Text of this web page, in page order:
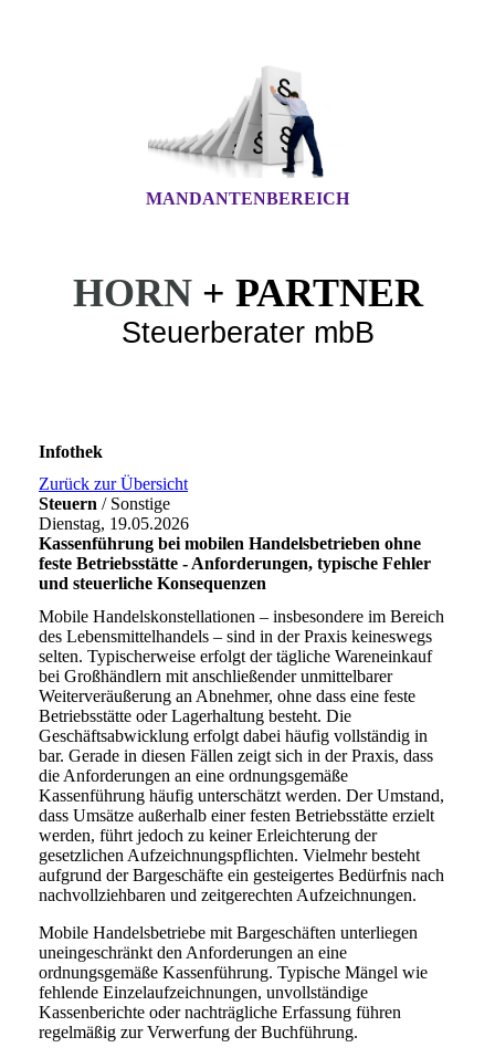
MANDANTENBEREICH
HORN + PARTNER
Steuerberater mbB
Infothek
Zurück zur Übersicht
Steuern / Sonstige
Dienstag, 19.05.2026
Kassenführung bei mobilen Handelsbetrieben ohne
feste Betriebsstätte - Anforderungen, typische Fehler
und steuerliche Konsequenzen
Mobile Handelskonstellationen – insbesondere im Bereich
des Lebensmittelhandels – sind in der Praxis keineswegs
selten. Typischerweise erfolgt der tägliche Wareneinkauf
bei Großhändlern mit anschließender unmittelbarer
Weiterveräußerung an Abnehmer, ohne dass eine feste
Betriebsstätte oder Lagerhaltung besteht. Die
Geschäftsabwicklung erfolgt dabei häufig vollständig in
bar. Gerade in diesen Fällen zeigt sich in der Praxis, dass
die Anforderungen an eine ordnungsgemäße
Kassenführung häufig unterschätzt werden. Der Umstand,
dass Umsätze außerhalb einer festen Betriebsstätte erzielt
werden, führt jedoch zu keiner Erleichterung der
gesetzlichen Aufzeichnungspflichten. Vielmehr besteht
aufgrund der Bargeschäfte ein gesteigertes Bedürfnis nach
nachvollziehbaren und zeitgerechten Aufzeichnungen.
Mobile Handelsbetriebe mit Bargeschäften unterliegen
uneingeschränkt den Anforderungen an eine
ordnungsgemäße Kassenführung. Typische Mängel wie
fehlende Einzelaufzeichnungen, unvollständige
Kassenberichte oder nachträgliche Erfassung führen
regelmäßig zur Verwerfung der Buchführung.